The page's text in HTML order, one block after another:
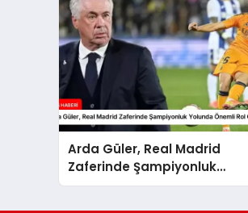
Arda Güler, Real Madrid
Zaferinde Şampiyonluk
Yolunda Önemli Rol Oynadı